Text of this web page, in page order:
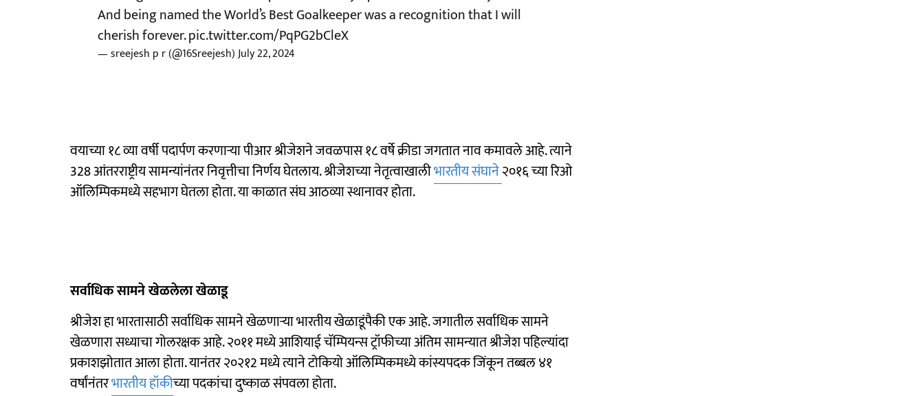
And being named the World’s Best Goalkeeper was a recognition that I will
cherish forever.pic.twitter.com/PqPG2bCleX
— sreejesh p r (@16Sreejesh)July 22, 2024
वयाच्या १८ व्या वर्षी पदार्पण करणाऱ्या पीआर श्रीजेशने जवळपास १८ वर्षे क्रीडा जगतात नाव कमावले आहे. त्याने
328 आंतरराष्ट्रीय सामन्यांनंतर निवृत्तीचा निर्णय घेतलाय. श्रीजेशच्या नेतृत्वाखालीभारतीय संघाने२०१६ च्या रिओ
ऑलिम्पिकमध्ये सहभाग घेतला होता. या काळात संघ आठव्या स्थानावर होता.
सर्वाधिक सामने खेळलेला खेळाडू
श्रीजेश हा भारतासाठी सर्वाधिक सामने खेळणाऱ्या भारतीय खेळाडूंपैकी एक आहे. जगातील सर्वाधिक सामने
खेळणारा सध्याचा गोलरक्षक आहे. २०११ मध्ये आशियाई चॅम्पियन्स ट्रॉफीच्या अंतिम सामन्यात श्रीजेश पहिल्यांदा
प्रकाशझोतात आला होता. यानंतर २०२१2 मध्ये त्याने टोकियो ऑलिम्पिकमध्ये कांस्यपदक जिंकून तब्बल ४१
वर्षांनंतरभारतीय हॉकीच्या पदकांचा दुष्काळ संपवला होता.